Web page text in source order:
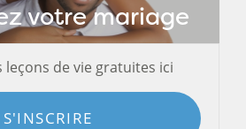
votre mariage
leçons de vie gratuites ici
S'INSCRIRE